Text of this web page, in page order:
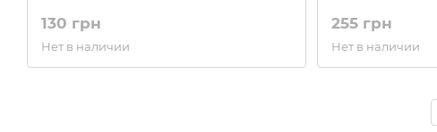
130 грн
Нет в наличии
255 грн
Нет в наличии